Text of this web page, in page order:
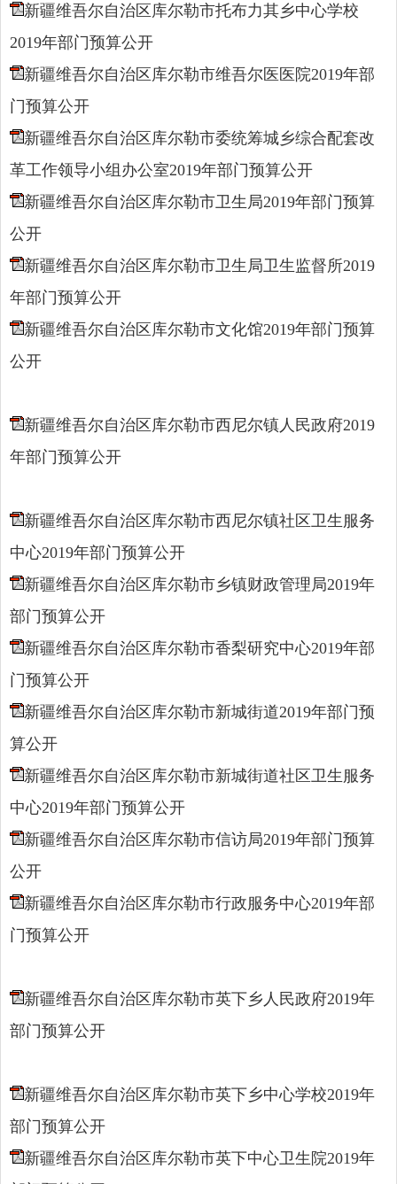
新疆维吾尔自治区库尔勒市托布力其乡中心学校
2019年部门预算公开
新疆维吾尔自治区库尔勒市维吾尔医医院2019年部
门预算公开
新疆维吾尔自治区库尔勒市委统筹城乡综合配套改
革工作领导小组办公室2019年部门预算公开
新疆维吾尔自治区库尔勒市卫生局2019年部门预算
公开
新疆维吾尔自治区库尔勒市卫生局卫生监督所2019
年部门预算公开
新疆维吾尔自治区库尔勒市文化馆2019年部门预算
公开
新疆维吾尔自治区库尔勒市西尼尔镇人民政府2019
年部门预算公开
新疆维吾尔自治区库尔勒市西尼尔镇社区卫生服务
中心2019年部门预算公开
新疆维吾尔自治区库尔勒市乡镇财政管理局2019年
部门预算公开
新疆维吾尔自治区库尔勒市香梨研究中心2019年部
门预算公开
新疆维吾尔自治区库尔勒市新城街道2019年部门预
算公开
新疆维吾尔自治区库尔勒市新城街道社区卫生服务
中心2019年部门预算公开
新疆维吾尔自治区库尔勒市信访局2019年部门预算
公开
新疆维吾尔自治区库尔勒市行政服务中心2019年部
门预算公开
新疆维吾尔自治区库尔勒市英下乡人民政府2019年
部门预算公开
新疆维吾尔自治区库尔勒市英下乡中心学校2019年
部门预算公开
新疆维吾尔自治区库尔勒市英下中心卫生院2019年